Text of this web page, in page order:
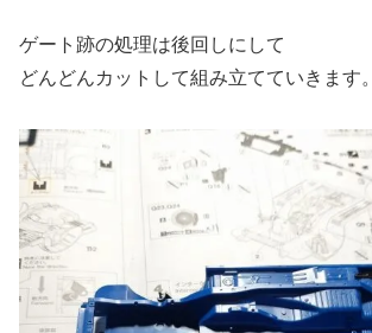
ゲート跡の処理は後回しにして
どんどんカットして組み立てていきます。